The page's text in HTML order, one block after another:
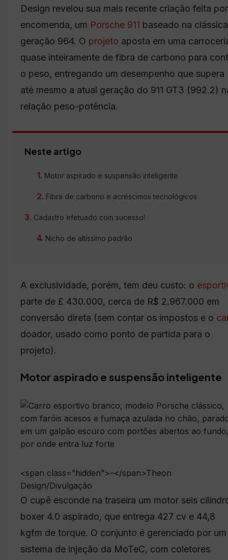
Design revelou sua mais recente criação feita por
encomenda, um Porsche 911 baseado na clássica
geração 964. O projeto aposta em uma
quase inteiramente de fibra de carbono para
o peso, entregando um desempenho que supera
até mesmo a atual geração do 911 GT3 (992.2)
relação peso-potência.
Neste artigo
Motor aspirado e suspensão inteligente
Fibra de carbono e acréscimos tecnológicos
Cadastro efetuado com sucesso!
Nicho de altíssimo padrão
A exclusividade, porém, tem deu custo: o
parte de £ 430.000, cerca de R$ 2.967.000 em
conversão direta (sem contar os impostos e o
doador, usado como ponto de partida para o
projeto).
Motor aspirado e suspensão inteligente
<span class=”hidden”>–</span>Theon
Design/Divulgação
O cupê esconde na traseira um motor seis
boxer 4.0 aspirado, que entrega 427 cv e 44,8
kgfm de torque. O conjunto é gerenciado por um
sistema de injeção da MoTeC, com coletores